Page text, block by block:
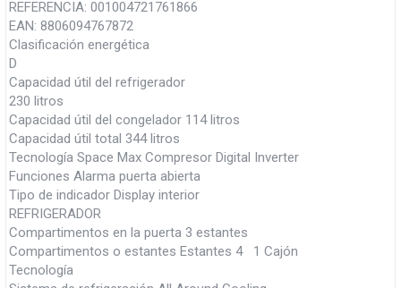
REFERENCIA: 001004721761866
EAN: 8806094767872
Clasificación energética
D
Capacidad útil del refrigerador
230 litros
Capacidad útil del congelador 114 litros
Capacidad útil total 344 litros
Tecnología Space Max Compresor Digital Inverter
Funciones Alarma puerta abierta
Tipo de indicador Display interior
REFRIGERADOR
Compartimentos en la puerta 3 estantes
Compartimentos o estantes Estantes 4 1 Cajón
Tecnología